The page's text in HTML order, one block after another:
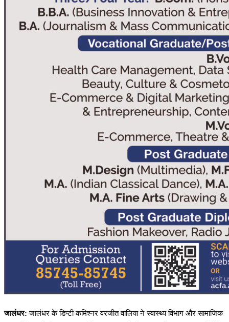
जालंधर:जालंधर के डिप्टी कमिश्नर वरजीत वालिया ने स्वास्थ्य विभाग और सामाजिक